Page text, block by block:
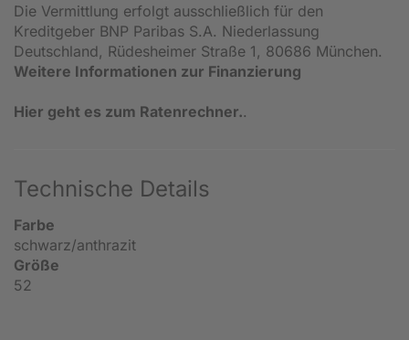
Die Vermittlung erfolgt ausschließlich für den
Kreditgeber BNP Paribas S.A. Niederlassung
Deutschland, Rüdesheimer Straße 1, 80686 München.
Weitere Informationen zur Finanzierung
Hier geht es zum Ratenrechner..
Technische Details
Farbe
schwarz/anthrazit
Größe
52